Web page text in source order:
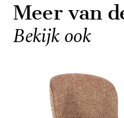
Meer van
Bekijk ook